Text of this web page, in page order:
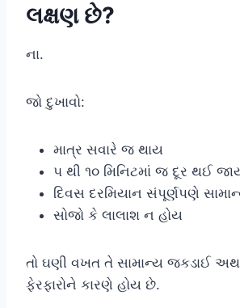
લક્ષણ છે?
ના.
જો દુખાવો:
માત્ર સવારે જ થાય
૫ થી ૧૦ મિનિટમાં જ દૂર થઈ
દિવસ દરમિયાન સંપૂર્ણપણે
સોજો કે લાલાશ ન હોય
તો ઘણી વખત તે સામાન્ય જકડાઈ
ફેરફારોને કારણે હોય છે.